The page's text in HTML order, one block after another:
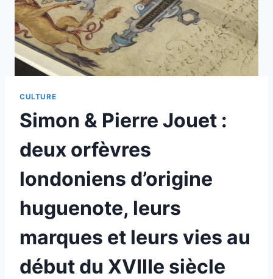
CULTURE
Simon & Pierre Jouet :
deux orfèvres
londoniens d’origine
huguenote, leurs
marques et leurs vies au
début du XVIIIe siècle